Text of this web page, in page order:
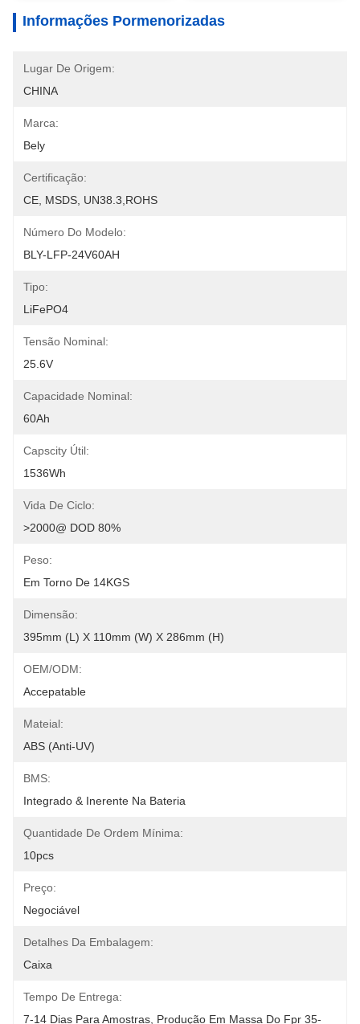
Informações Pormenorizadas
Lugar De Origem:
CHINA
Marca:
Bely
Certificação:
CE, MSDS, UN38.3,ROHS
Número Do Modelo:
BLY-LFP-24V60AH
Tipo:
LiFePO4
Tensão Nominal:
25.6V
Capacidade Nominal:
60Ah
Capscity Útil:
1536Wh
Vida De Ciclo:
>2000@ DOD 80%
Peso:
Em Torno De 14KGS
Dimensão:
395mm (L) X 110mm (W) X 286mm (H)
OEM/ODM:
Accepatable
Mateial:
ABS (anti-UV)
BMS:
Integrado & Inerente Na Bateria
Quantidade De Ordem Mínima:
10pcs
Preço:
Negociável
Detalhes Da Embalagem:
Caixa
Tempo De Entrega:
7-14 Dias Para Amostras, Produção Em Massa Do Fpr 35-